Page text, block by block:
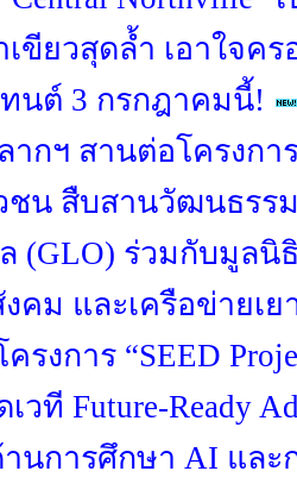
ขียวสุดล้ำ เอาใจค
นต์ 3 กรกฎาคมนี้!
กฯ สานต่อโครงการ
ชน สืบสานวัฒนธรร
(GLO) ร่วมกับมูล
คม และเครือข่ายเย
รงการ “SEED
วที Future-Ready
นการศึกษา AI แล